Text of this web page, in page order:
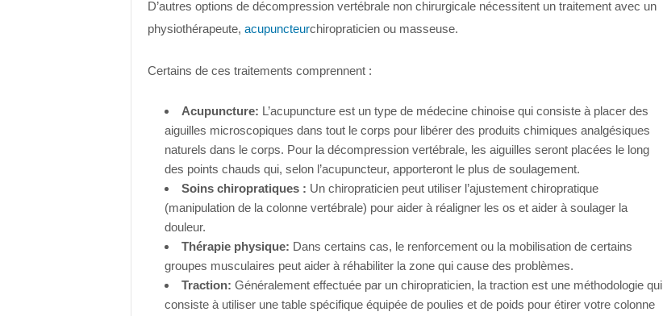
D’autres options de décompression vertébrale non chirurgicale nécessitent un traitement avec un
physiothérapeute, acupuncteurchiropraticien ou masseuse.
Certains de ces traitements comprennent :
Acupuncture: L’acupuncture est un type de médecine chinoise qui consiste à placer des
aiguilles microscopiques dans tout le corps pour libérer des produits chimiques analgésiques
naturels dans le corps. Pour la décompression vertébrale, les aiguilles seront placées le long
des points chauds qui, selon l’acupuncteur, apporteront le plus de soulagement.
Soins chiropratiques : Un chiropraticien peut utiliser l’ajustement chiropratique
(manipulation de la colonne vertébrale) pour aider à réaligner les os et aider à soulager la
douleur.
Thérapie physique: Dans certains cas, le renforcement ou la mobilisation de certains
groupes musculaires peut aider à réhabiliter la zone qui cause des problèmes.
Traction: Généralement effectuée par un chiropraticien, la traction est une méthodologie qui
consiste à utiliser une table spécifique équipée de poulies et de poids pour étirer votre colonne